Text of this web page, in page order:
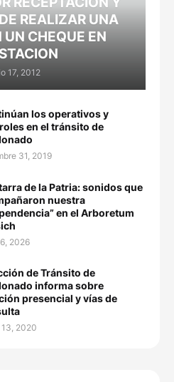
REALIZAR UNA
CHEQUE EN
17, 2012
los operativos y
en el tránsito de
31, 2019
de la Patria: sonidos que
nuestra
en el Arboretum
2026
de Tránsito de
informa sobre
presencial y vías de
2020